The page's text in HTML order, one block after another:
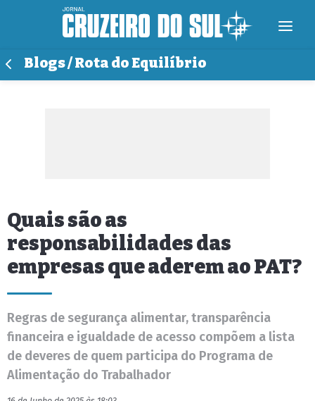
Blogs / Rota do Equilíbrio
Quais são as
responsabilidades das
empresas que aderem ao PAT?
Regras de segurança alimentar, transparência
financeira e igualdade de acesso compõem a lista
de deveres de quem participa do Programa de
Alimentação do Trabalhador